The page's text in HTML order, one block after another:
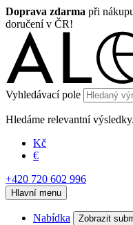
Doprava zdarma při
doručení v ČR!
Vyhledávací pole
Hledáme relevantní výsledky.
Kč
€
+420 720 602 996
Hlavní menu
Nabídka Zobrazit